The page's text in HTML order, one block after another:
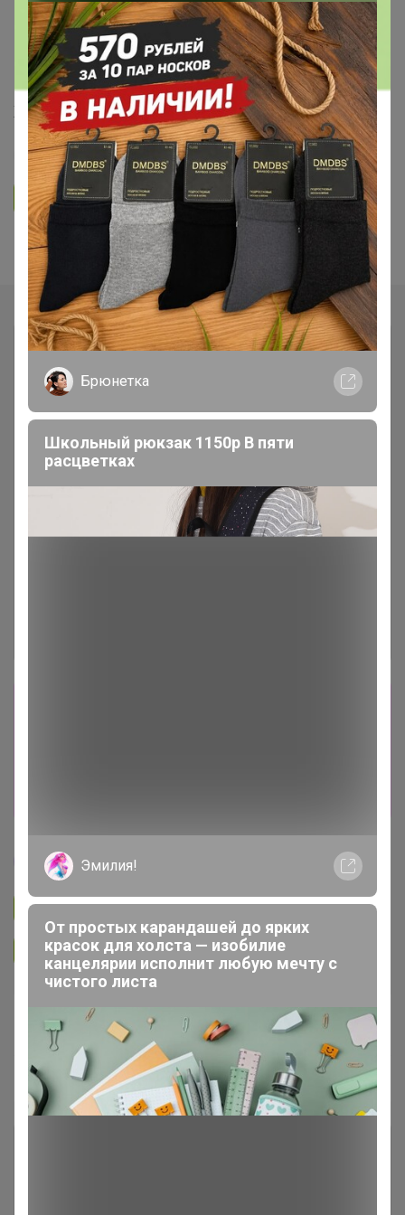
I like и Biglif - женское нижнее
белье из Латвии для пышек и
худышек. Бюсты от 230 руб!
114 4.8K 6.9K 12
Ответить
Показаны записи 1-3
АМЕТИСТ_С
Подписаться на закупку 361
Подписаться на организатора 5K
В архиве Собрано
30 %
Ожидание ~ 12 дней
Брюнетка
Школьный рюкзак 1150р В пяти
расцветках
Эмилия!
От простых карандашей до ярких
красок для холста — изобилие
канцелярии исполнит любую мечту с
чистого листа